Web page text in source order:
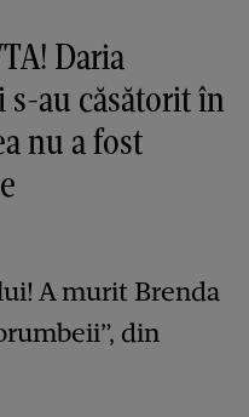
Daria
s-au căsătorit în
nu a fost